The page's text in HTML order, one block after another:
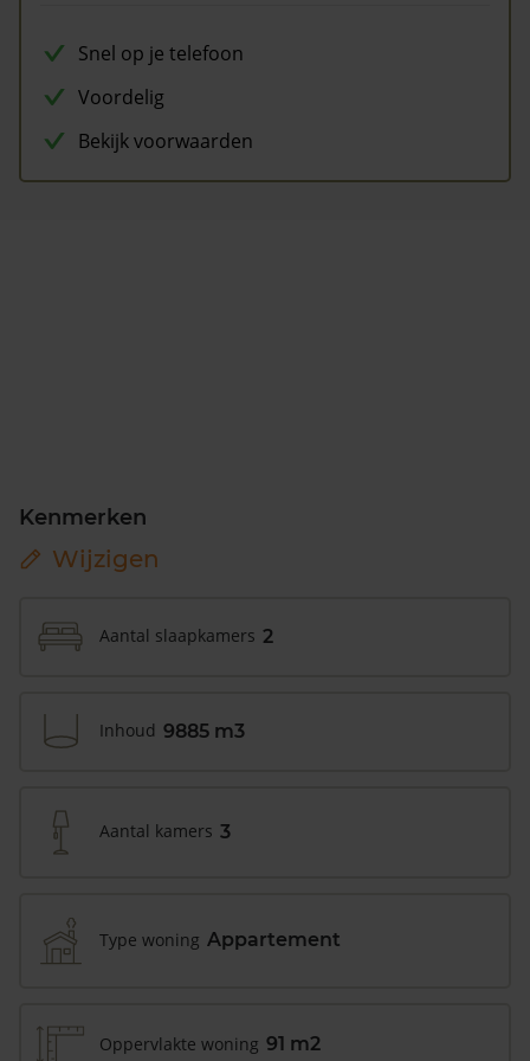
Snel op je telefoon
Voordelig
Bekijk voorwaarden
Kenmerken
Wijzigen
Aantal slaapkamers 2
Inhoud 9885 m3
Aantal kamers 3
Type woning Appartement
Oppervlakte woning 91 m2